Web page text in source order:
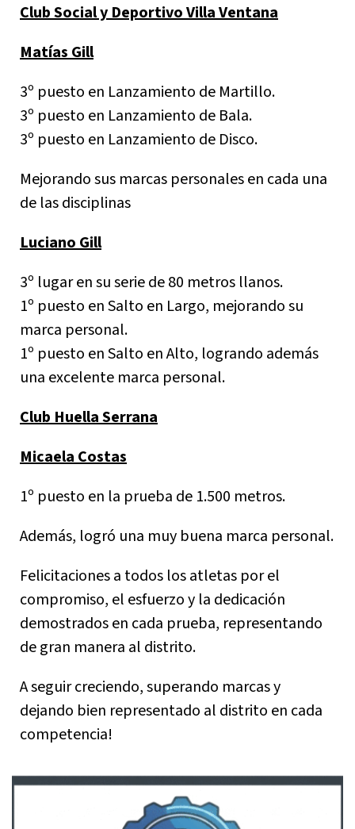
Club Social y Deportivo Villa Ventana
Matías Gill
3º puesto en Lanzamiento de Martillo.
3º puesto en Lanzamiento de Bala.
3º puesto en Lanzamiento de Disco.
⁠Mejorando sus marcas personales en cada una
de las disciplinas
Luciano Gill
3º lugar en su serie de 80 metros llanos.
1º puesto en Salto en Largo, mejorando su
marca personal.
1º puesto en Salto en Alto, logrando además
una excelente marca personal.
Club Huella Serrana
Micaela Costas
1º puesto en la prueba de 1.500 metros.
Además, logró una muy buena marca personal.
Felicitaciones a todos los atletas por el
compromiso, el esfuerzo y la dedicación
demostrados en cada prueba, representando
de gran manera al distrito.
A seguir creciendo, superando marcas y
dejando bien representado al distrito en cada
competencia!